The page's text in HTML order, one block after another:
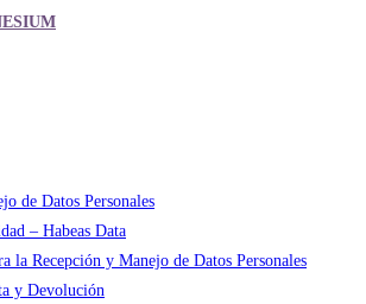
de Datos Personales
– Habeas Data
la Recepción y Manejo de Datos Personales
y Devolución